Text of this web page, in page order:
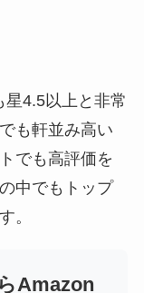
4.5以上と非常
も軒並み高い
でも高評価を
中でもトップ
。
Amazon